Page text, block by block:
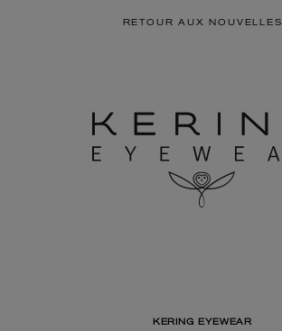
RETOUR AUX NOUVELLES
KERING EYEWEAR